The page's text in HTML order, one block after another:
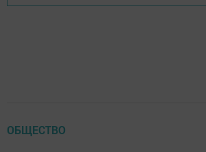
ОБЩЕСТВО